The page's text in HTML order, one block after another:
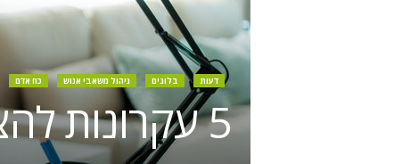
דעות בלוגים ניהול משאבי אנוש כח אדם
5 עקרונות להצלחה בניהול עובדים מהבית